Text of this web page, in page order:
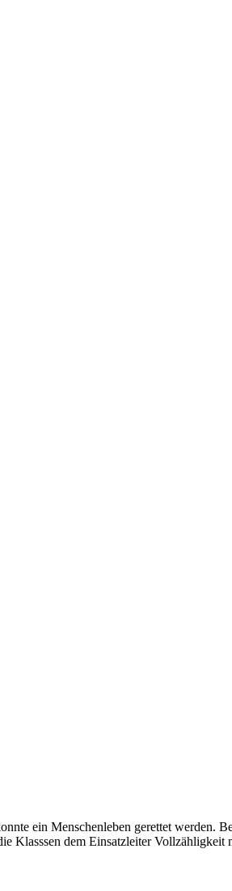
ein Menschenleben gerettet werden.
Klasssen dem Einsatzleiter